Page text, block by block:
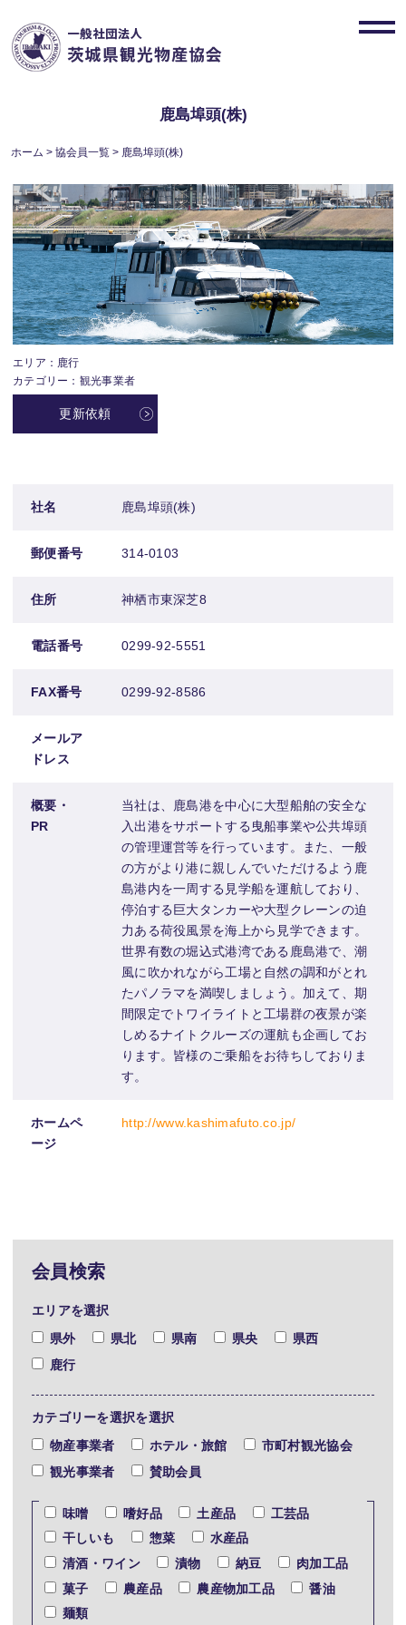
content
鹿島埠頭(株)
ホーム >協会員一覧 > 鹿島埠頭(株)
エリア：鹿行
カテゴリー：観光事業者
更新依頼
社名 鹿島埠頭(株)
郵便番号 314-0103
住所 神栖市東深芝8
電話番号 0299-92-5551
FAX番号 0299-92-8586
メールア
ドレス
概要・
PR
当社は、鹿島港を中心に大型船舶の安全な
入出港をサポートする曳船事業や公共埠頭
の管理運営等を行っています。また、一般
の方がより港に親しんでいただけるよう鹿
島港内を一周する見学船を運航しており、
停泊する巨大タンカーや大型クレーンの迫
力ある荷役風景を海上から見学できます。
世界有数の堀込式港湾である鹿島港で、潮
風に吹かれながら工場と自然の調和がとれ
たパノラマを満喫しましょう。加えて、期
間限定でトワイライトと工場群の夜景が楽
しめるナイトクルーズの運航も企画してお
ります。皆様のご乗船をお待ちしておりま
す。
ホームペ
ージ
http://www.kashimafuto.co.jp/
会員検索
エリアを選択
県外
県北 県南 県央
県西
鹿行
カテゴリーを選択を選択
物産事業者
ホテル・旅館
市町村観光協会
観光事業者
賛助会員
味噌 嗜好品 土産品
工芸品
干しいも
惣菜
水産品
清酒・ワイン
漬物 納豆
肉加工品
菓子
農産品 農産物加工品
醤油
麺類